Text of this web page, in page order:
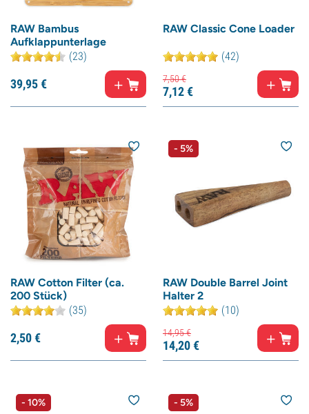
RAW Bambus
Aufklappunterlage
(23)
39,95€
RAW Classic Cone Loader
(42)
7,50€
7,12€
RAW Cotton Filter (ca.
200 Stück)
(35)
2,50€
- 5%
RAW Double Barrel Joint
Halter 2
(10)
14,95€
14,20€
- 10% - 5%